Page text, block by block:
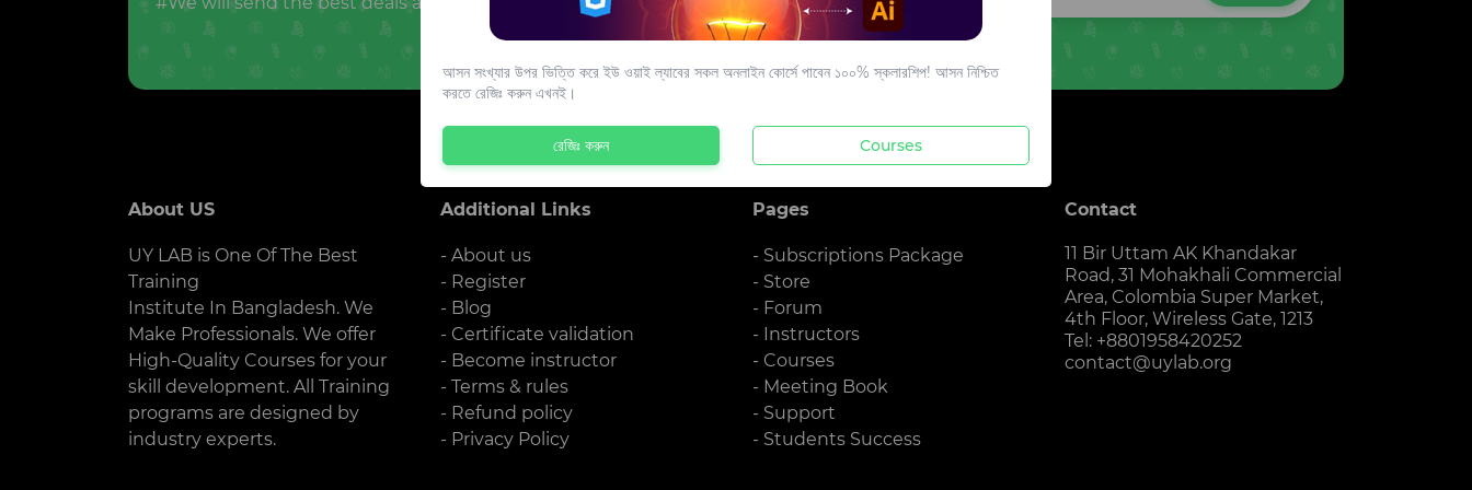
About US
UY LAB is One Of The Best
Training
Institute In Bangladesh. We
Make Professionals. We offer
High-Quality Courses for your
skill development. All Training
programs are designed by
industry experts.
Additional Links
- About us
- Register
- Blog
- Certificate validation
- Become instructor
- Terms & rules
- Refund policy
- Privacy Policy
Pages
- Subscriptions Package
- Store
- Forum
- Instructors
- Courses
- Meeting Book
- Support
- Students Success
Contact
11 Bir Uttam AK Khandakar
Road, 31 Mohakhali Commercial
Area, Colombia Super Market,
4th Floor, Wireless Gate, 1213
Tel: +8801958420252
contact@uylab.org
আসন সংখ্যার উপর ভিত্তি করে ইউ ওয়াই ল্যাবের সকল অনলাইন কোর্সে পাবেন ১০০% স্কলারশিপ! আসন নিশ্চিত
করতে রেজিঃ করুন এখনই।
রেজিঃ করুন Courses